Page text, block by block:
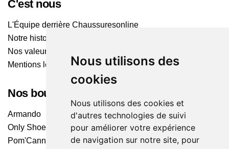
Nous utilisons des
cookies
Nous utilisons des cookies et
d'autres technologies de suivi
pour améliorer votre expérience
de navigation sur notre site, pour
C'est nous
L'Équipe derrière Chaussuresonline
Notre histoire
Nos valeurs
Mentions légales
Nos boutiques
Armando
Only Shoes
Pom'Cannelle